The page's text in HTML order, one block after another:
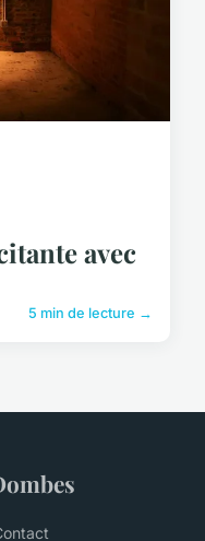
avec
5 min de lecture →